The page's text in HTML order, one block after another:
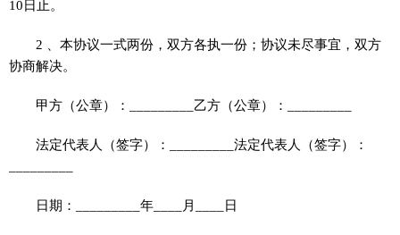
10日止。
2 、本协议一式两份，双方各执一份；协议未尽事宜，双方
协商解决。
甲方（公章）：_________乙方（公章）：_________
法定代表人（签字）：_________法定代表人（签字）：
日期：_________年____月____日